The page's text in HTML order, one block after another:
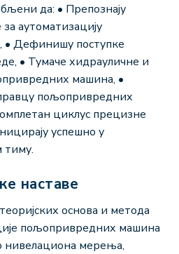
да: • Препознају
аутоматизацију
• Дефинишу поступке
• Тумаче хидрауличне и
машина, •
пољопривредних
циклус прецизне
успешно у
тиму.
наставе
основа и метода
пољопривредних машина
нивелациона мерења,